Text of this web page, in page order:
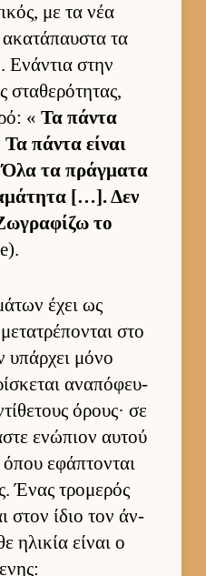
με τα νέα
τα
. Ενάντια στην
σταθερότητας,
« Τα πάντα
Τα πάντα εί­ναι
Όλα τα πράγ­ματα
[…]. Δεν
το
έχει ως
στο
υπάρ­χει μόνο
αναπόφευ­
όρους· σε
ενώπιον αυ­τού
εφάπτονται
Ένας τρομερός
στον ίδιο τον άν­
ηλικία εί­ναι ο